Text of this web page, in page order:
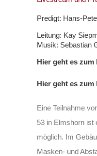
Predigt: Hans-
Leitung: Kay
Musik: Sebastian
Hier geht es
Hier geht es
Eine Teilnahme
53 in Elmshorn ist
möglich. Im
Masken- und